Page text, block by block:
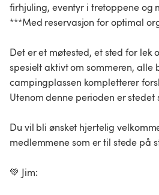
firhjuling, eventyr i tretoppene og
***Med reservasjon for optimal
Det er et møtested, et sted for lek
spesielt aktivt om sommeren, alle
campingplassen kompletterer
Utenom denne perioden er
Du vil bli ønsket hjertelig
medlemmene som er til stede på
💚 Jim: